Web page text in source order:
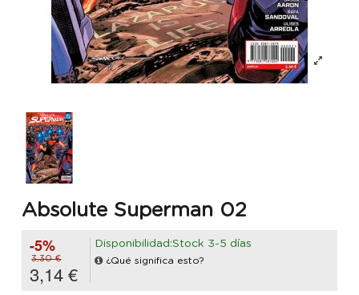
Absolute Superman 02
-5%
3,30 €
3,14 €
Disponibilidad:Stock 3-5 días
¿Qué significa esto?